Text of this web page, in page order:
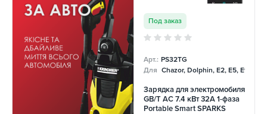
Под заказ
Арт.: PS32TG
Для Chazor, Dolphin, E2, E5, E9,
Зарядка для электромобиля
GB/T AC 7.4 кВт 32А 1-фаза
Portable Smart SPARKS